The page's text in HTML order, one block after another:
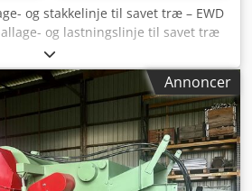
og stakkelinje til savet træ – EWD
og lastningslinje til savet træ
emballage- og stakkelinje
og lastning af savet træ.
samt
og er designet til
af pakker med savet træ. Tekniske
til 5,0 m (maks. 5,5 m) *
justering og lastning af
Leveringsomfang * Løfteudstyr *
Annoncer